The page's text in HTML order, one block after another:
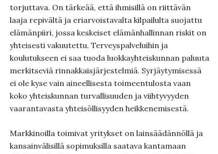
torjuttava. On tärkeää, että ihmisillä on riittävän
laaja repivältä ja eriarvoistavalta kilpailulta suojattu
elämänpiiri, jossa keskeiset elämänhallinnan riskit on
yhteisesti vakuutettu. Terveyspalveluihin ja
koulutukseen ei saa tuoda luokkayhteiskunnan paluuta
merkitseviä rinnakkaisjärjestelmiä. Syrjäytymisessä
ei ole kyse vain aineellisesta toimeentulosta vaan
koko yhteiskunnan turvallisuuden ja viihtyvyyden
vaarantavasta yhteisöllisyyden heikkenemisestä.
Markkinoilla toimivat yritykset on lainsäädännöllä ja
kansainvälisillä sopimuksilla saatava kantamaan